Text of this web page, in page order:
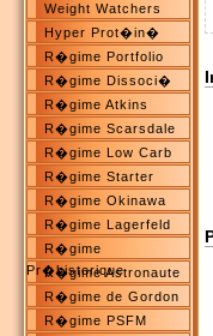
Weight Watchers
Hyper Prot�in�
R�gime Portfolio
R�gime Dissoci�
R�gime Atkins
R�gime Scarsdale
R�gime Low Carb
R�gime Starter
R�gime Okinawa
R�gime Lagerfeld
R�gime
Pr�historique
R�gime Astronaute
R�gime de Gordon
R�gime PSFM